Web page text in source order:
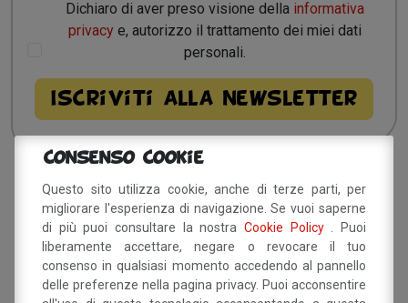
Dichiaro di aver preso visione della informativa
privacy e, autorizzo il trattamento dei miei dati
personali.
Sito a cura del Comune di
Savignano sul Panaro
Via Doccia, 64 - 41056 Savignano sul Panaro (MO)
Tel. 059 759 911 - Fax 059 730 160 E-mail:
info@comune.savignano-sul-panaro.mo.it
Consenso Cookie
Questo sito utilizza cookie, anche di terze parti, per
migliorare l'esperienza di navigazione. Se vuoi saperne
di più puoi consultare la nostra Cookie Policy
. Puoi
liberamente accettare, negare o revocare il tuo
consenso in qualsiasi momento accedendo al pannello
delle preferenze nella pagina privacy. Puoi acconsentire